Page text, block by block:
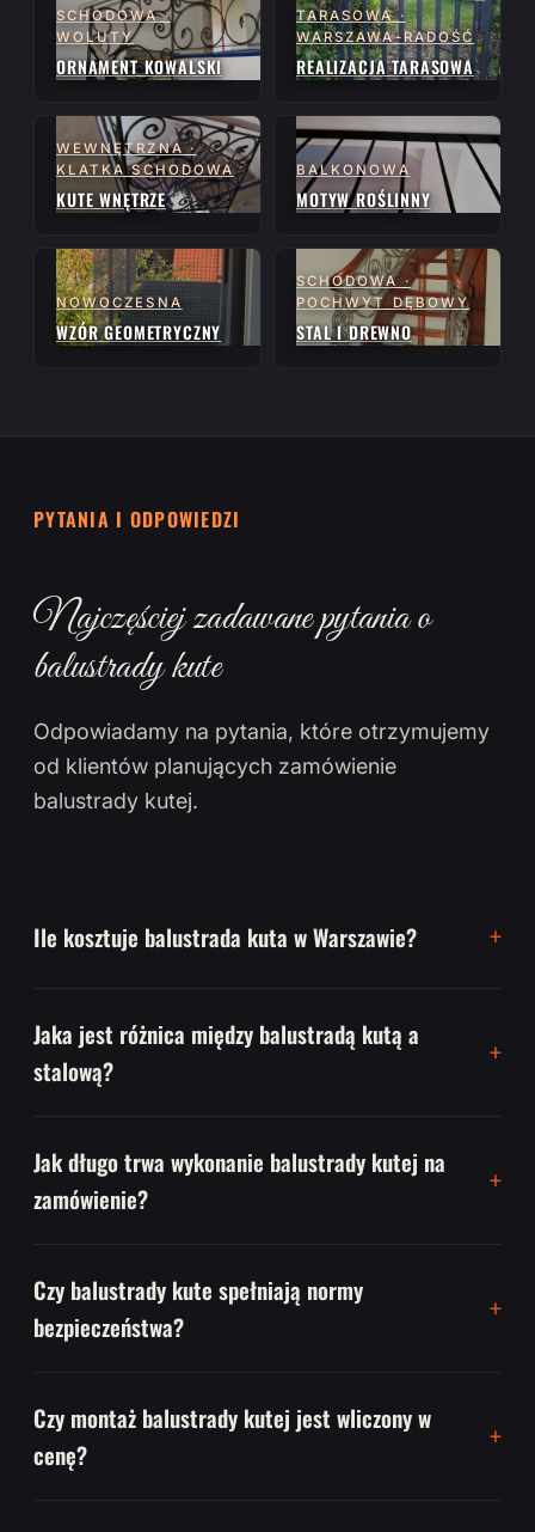
SCHODOWA ·
WOLUTY
ORNAMENT KOWALSKI
TARASOWA ·
WARSZAWA-RADOŚĆ
REALIZACJA TARASOWA
WEWNĘTRZNA ·
KLATKA SCHODOWA
KUTE WNĘTRZE
BALKONOWA
MOTYW ROŚLINNY
NOWOCZESNA
WZÓR GEOMETRYCZNY
SCHODOWA ·
POCHWYT DĘBOWY
STAL I DREWNO
PYTANIA I ODPOWIEDZI
Najczęściej zadawane pytania o
balustrady kute
Odpowiadamy na pytania, które otrzymujemy
od klientów planujących zamówienie
balustrady kutej.
Ile kosztuje balustrada kuta w Warszawie?
Jaka jest różnica między balustradą kutą a
stalową?
Jak długo trwa wykonanie balustrady kutej na
zamówienie?
Czy balustrady kute spełniają normy
bezpieczeństwa?
Czy montaż balustrady kutej jest wliczony w
cenę?